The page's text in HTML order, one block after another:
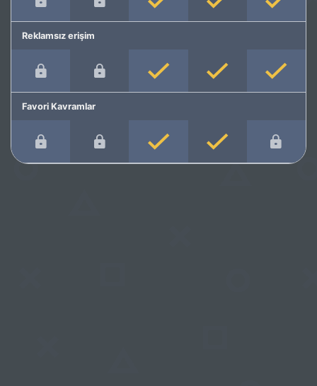
Reklamsız erişim
Favori Kavramlar